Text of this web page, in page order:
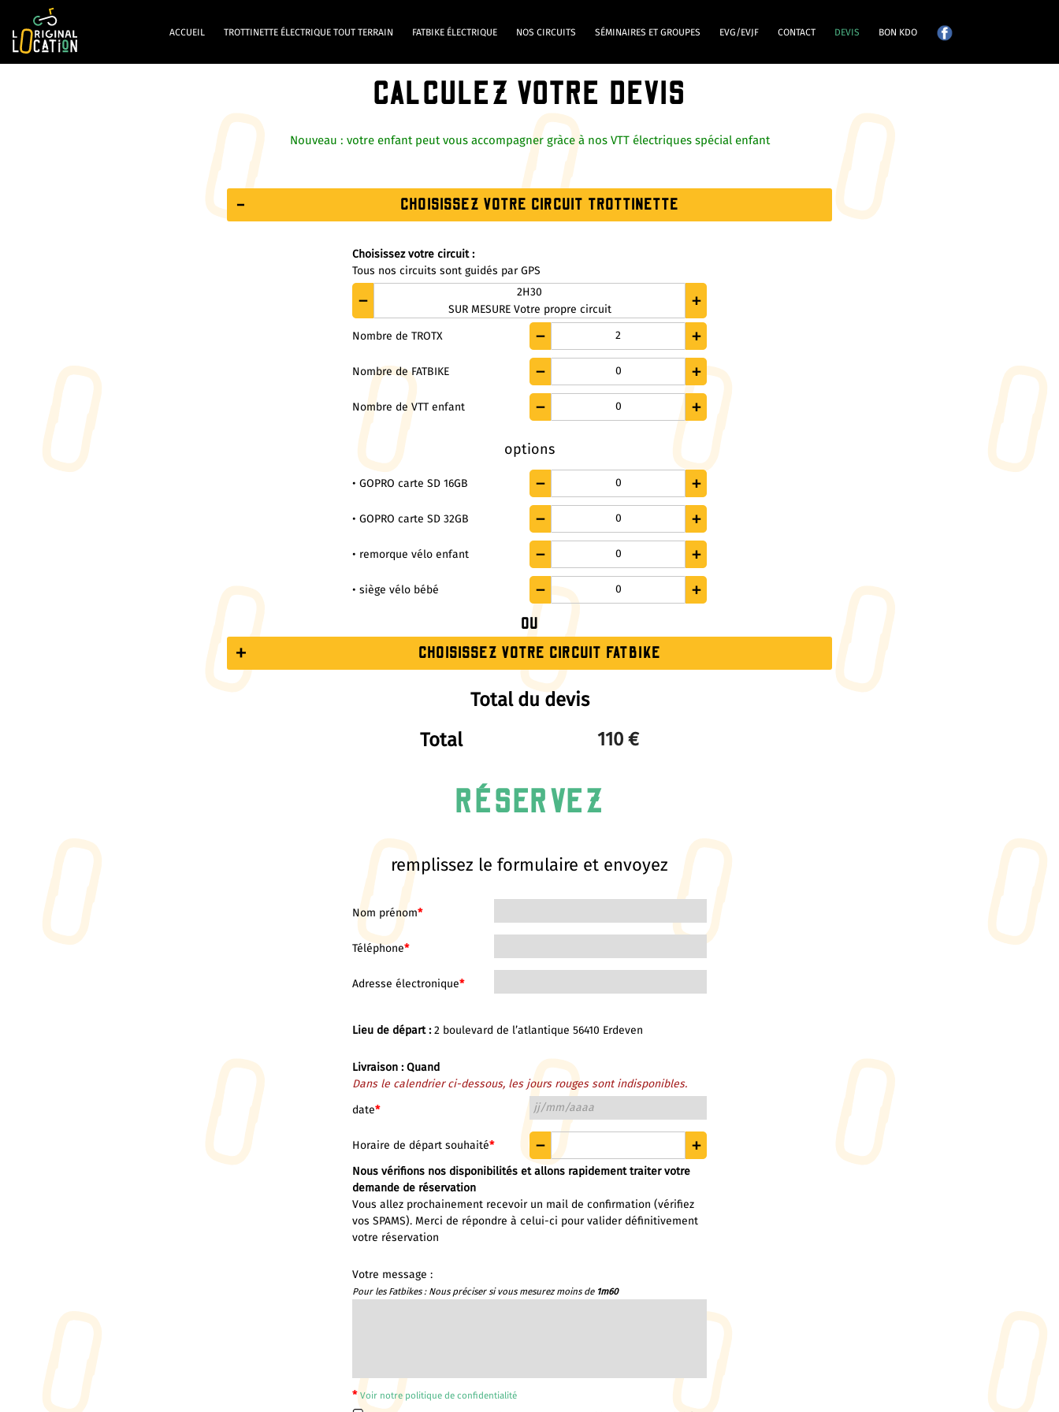
ACCUEIL TROTTINETTE ÉLECTRIQUE TOUT TERRAIN FATBIKE ÉLECTRIQUE NOS CIRCUITS SÉMINAIRES ET GROUPES EVG/EVJF CONTACT DEVIS BON KDO
CALCULEZ VOTRE DEVIS
Nouveau : votre enfant peut vous accompagner gràce à nos VTT électriques spécial enfant
CHOISISSEZ VOTRE CIRCUIT TROTTINETTE
Choisissez votre circuit :
Tous nos circuits sont guidés par GPS
2H30
SUR MESURE Votre propre circuit
Nombre de TROTX
2
Nombre de FATBIKE 0
Nombre de VTT enfant 0
options
• GOPRO carte SD 16GB 0
• GOPRO carte SD 32GB 0
• remorque vélo enfant 0
• siège vélo bébé 0
OU
CHOISISSEZ VOTRE CIRCUIT FATBIKE
Total du devis
Total
RÉSERVEZ
remplissez le formulaire et envoyez
Nom prénom*
Téléphone*
Adresse électronique*
Lieu de départ : 2 boulevard de l’atlantique 56410 Erdeven
Livraison : Quand
Dans le calendrier ci-dessous, les jours rouges sont indisponibles.
date*
Horaire de départ souhaité*
Nous vérifions nos disponibilités et allons rapidement traiter votre
demande de réservation
Vous allez prochainement recevoir un mail de confirmation (vérifiez
vos SPAMS). Merci de répondre à celui-ci pour valider définitivement
votre réservation
Votre message :
Pour les Fatbikes : Nous préciser si vous mesurez moins de 1m60
* Voir notre politique de confidentialité